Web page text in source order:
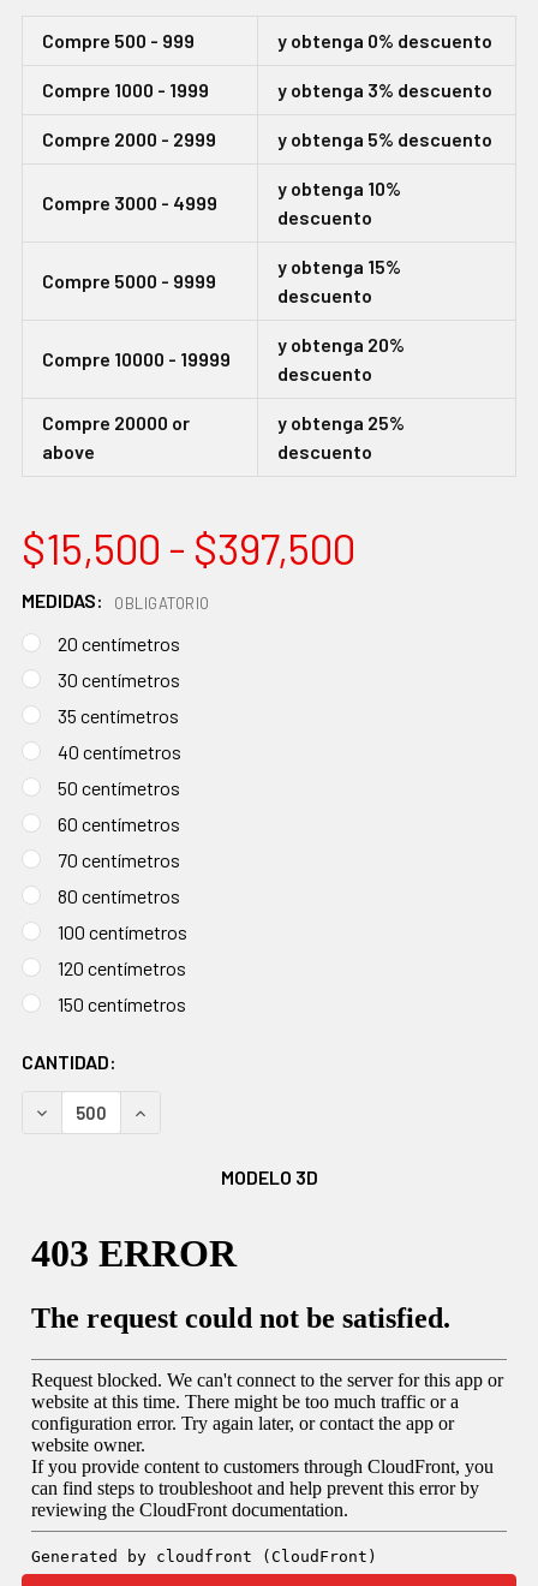
Compre 500 - 999 y obtenga 0% descuento
Compre 1000 - 1999 y obtenga 3% descuento
Compre 2000 - 2999 y obtenga 5% descuento
Compre 3000 - 4999
y obtenga 10%
descuento
Compre 5000 - 9999
y obtenga 15%
descuento
Compre 10000 - 19999
y obtenga 20%
descuento
Compre 20000 or
above
y obtenga 25%
descuento
$15,500 - $397,500
MEDIDAS: OBLIGATORIO
20 centímetros
30 centímetros
35 centímetros
40 centímetros
50 centímetros
60 centímetros
70 centímetros
80 centímetros
100 centímetros
120 centímetros
150 centímetros
EXISTENCIAS
ACTUALES:
CANTIDAD:
DISMINUIR CANTIDAD:AUMENTAR CANTIDAD:
MODELO 3D